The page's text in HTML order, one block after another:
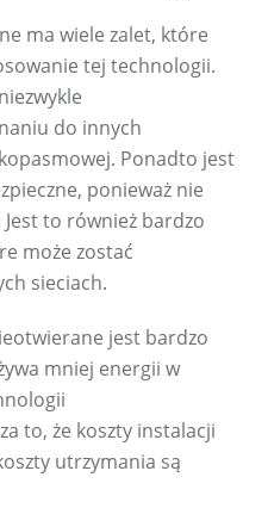
ma wiele zalet, które
tej technologii.
do innych
Ponadto jest
ponieważ nie
to również bardzo
może zostać
sieciach.
jest bardzo
mniej energii w
to, że koszty instalacji
utrzymania są